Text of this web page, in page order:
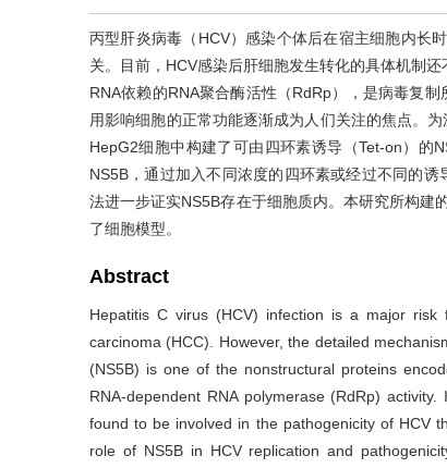
丙型肝炎病毒（HCV）感染个体后在宿主细胞内长
关。目前，HCV感染后肝细胞发生转化的具体机制
RNA依赖的RNA聚合酶活性（RdRp），是病毒复
用影响细胞的正常功能逐渐成为人们关注的焦点。
HepG2细胞中构建了可由四环素诱导（Tet-on）的
NS5B，通过加入不同浓度的四环素或经过不同的
法进一步证实NS5B存在于细胞质内。本研究所构建
了细胞模型。
Abstract
Hepatitis C virus (HCV) infection is a major risk
carcinoma (HCC). However, the detailed
(NS5B) is one of the nonstructural proteins
RNA-dependent RNA polymerase (RdRp)
found to be involved in the pathogenicity of HCV
role of NS5B in HCV replication and